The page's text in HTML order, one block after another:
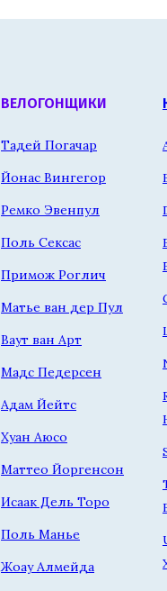
ВЕЛОГОНЩИКИ
Тадей Погачар
Йонас Вингегор
Ремко Эвенпул
Поль Сексас
Примож Роглич
Матье ван дер Пул
Ваут ван Арт
Мадс Педерсен
Адам Йейтс
Хуан Аюсо
Маттео Йоргенсон
Исаак Дель Торо
Поль Манье
Жоау Алмейда